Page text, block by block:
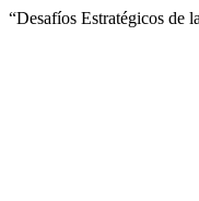
“Desafíos Estratégicos de